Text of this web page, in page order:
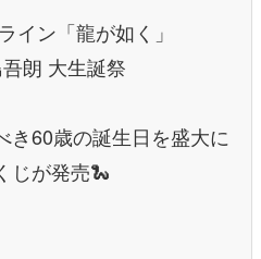
イン「龍が如く」
朗 大生誕祭
き60歳の誕生日を盛大に
じが発売🐍